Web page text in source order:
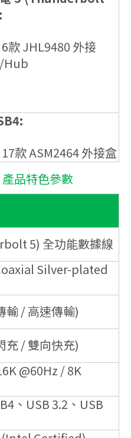
款 JHL9480 外接
Hub
款 ASM2464 外接盒
品特色參數
5) 全功能數據線
Silver-plated
輸 / 高速傳輸)
充 / 雙向快充)
@60Hz / 8K
、USB 3.2、USB